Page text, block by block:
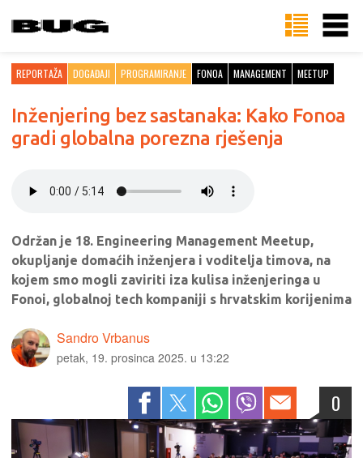
REPORTAŽA DOGAĐAJI PROGRAMIRANJE FONOA MANAGEMENT MEETUP
Inženjering bez sastanaka: Kako Fonoa
gradi globalna porezna rješenja
Održan je 18. Engineering Management Meetup,
okupljanje domaćih inženjera i voditelja timova, na
kojem smo mogli zaviriti iza kulisa inženjeringa u
Fonoi, globalnoj tech kompaniji s hrvatskim korijenima
Sandro Vrbanus
petak, 19. prosinca 2025. u 13:22
0